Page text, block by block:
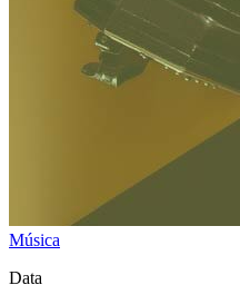
Música
Data